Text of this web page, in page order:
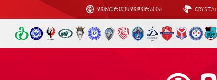
ფეხბურთის ფედერაცია